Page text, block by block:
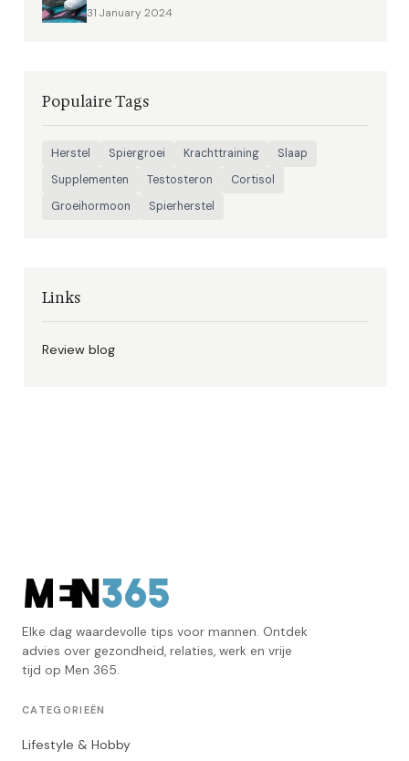
31 January 2024
Populaire Tags
Herstel Spiergroei Krachttraining
Slaap
Supplementen
Testosteron
Cortisol
Groeihormoon
Spierherstel
Links
Review blog
Elke dag waardevolle tips voor mannen. Ontdek
advies over gezondheid, relaties, werk en vrije
tijd op Men 365.
CATEGORIEËN
Lifestyle & Hobby